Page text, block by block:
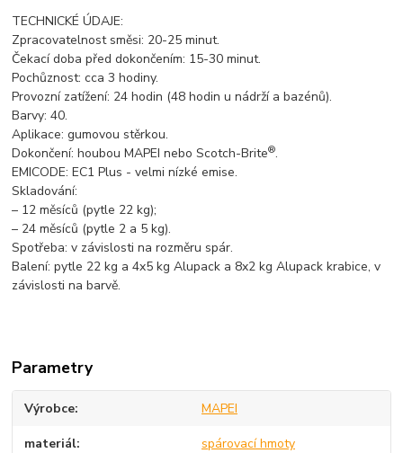
TECHNICKÉ ÚDAJE:
Zpracovatelnost směsi: 20-25 minut.
Čekací doba před dokončením: 15-30 minut.
Pochůznost: cca 3 hodiny.
Provozní zatížení: 24 hodin (48 hodin u nádrží a bazénů).
Barvy: 40.
Aplikace: gumovou stěrkou.
Dokončení: houbou MAPEI nebo Scotch-Brite®.
EMICODE: EC1 Plus - velmi nízké emise.
Skladování:
– 12 měsíců (pytle 22 kg);
– 24 měsíců (pytle 2 a 5 kg).
Spotřeba: v závislosti na rozměru spár.
Balení: pytle 22 kg a 4x5 kg Alupack a 8x2 kg Alupack krabice, v
závislosti na barvě.
Parametry
Výrobce MAPEI
materiál spárovací hmoty